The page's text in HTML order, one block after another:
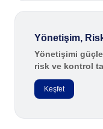
Özellikler
Store
Araçlar
Newsletter
Yönetişim,
Yönetişimi
risk ve kontrol
Keşfet